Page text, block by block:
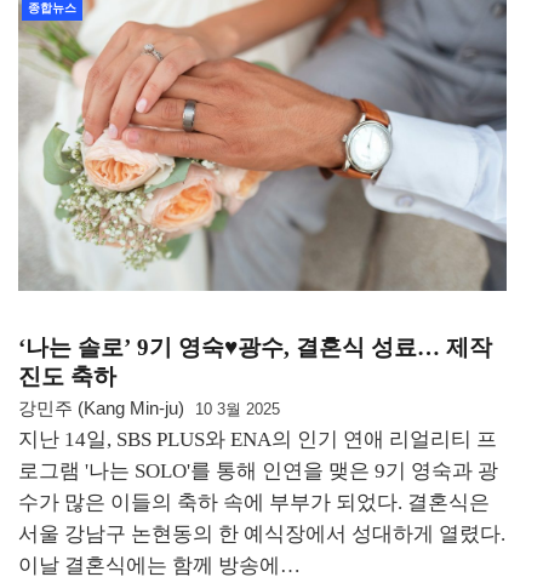
종합뉴스
‘나는 솔로’ 9기 영숙♥광수, 결혼식 성료… 제작
진도 축하
강민주 (Kang Min-ju) 10 3월 2025
지난 14일, SBS PLUS와 ENA의 인기 연애 리얼리티 프
로그램 '나는 SOLO'를 통해 인연을 맺은 9기 영숙과 광
수가 많은 이들의 축하 속에 부부가 되었다. 결혼식은
서울 강남구 논현동의 한 예식장에서 성대하게 열렸다.
이날 결혼식에는 함께 방송에…